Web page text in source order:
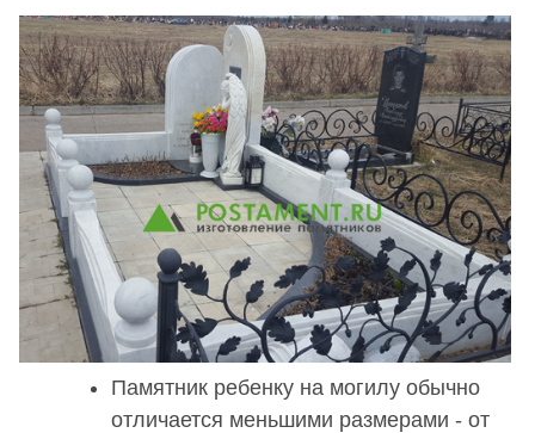
Памятник ребенку на могилу обычно
отличается меньшими размерами - от